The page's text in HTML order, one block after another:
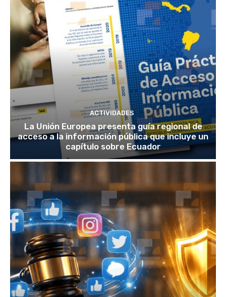
ACTIVIDADES
La Unión Europea presenta guía regional de
acceso a la información pública que incluye un
capítulo sobre Ecuador